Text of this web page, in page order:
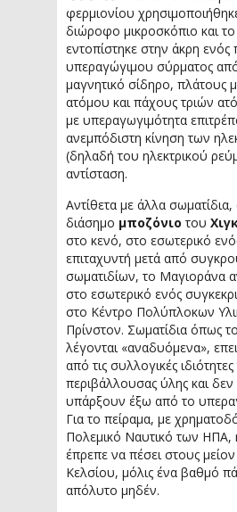
φερμιονίου
διώροφο μικροσκόπιο και
εντοπίστηκε στην άκρη
υπεραγώγιμου σύρματος
μαγνητικό σίδηρο, πλάτους
ατόμου και πάχους τριών
με υπεραγωγιμότητα
ανεμπόδιστη κίνηση των
(δηλαδή του ηλεκτρικού
αντίσταση.
Αντίθετα με άλλα
διάσημο μποζόνιο του
στο κενό, στο εσωτερικό
επιταχυντή μετά από
σωματιδίων, το Μαγιοράνα
στο εσωτερικό ενός
στο Κέντρο Πολύπλοκων
Πρίνστον. Σωματίδια όπως
λέγονται «αναδυόμενα»,
από τις συλλογικές ιδιότητες
περιβάλλουσας ύλης και
υπάρξουν έξω από το
Για το πείραμα, με
Πολεμικό Ναυτικό των ΗΠΑ,
έπρεπε να πέσει στους
Κελσίου, μόλις ένα βαθμό
απόλυτο μηδέν.